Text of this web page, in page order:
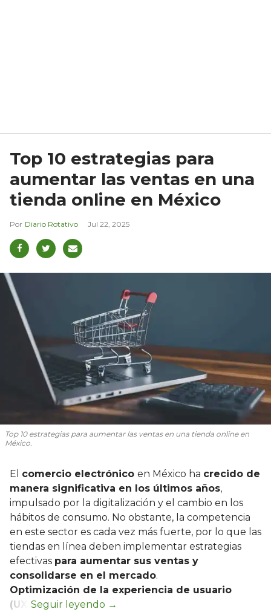
Top 10 estrategias para
aumentar las ventas en una
tienda online en México
Diario Rotativo Jul 22, 2025
Top 10 estrategias para aumentar las ventas en una tienda online en
México.
El comercio electrónico en México ha crecido de
manera significativa en los últimos años,
impulsado por la digitalización y el cambio en los
hábitos de consumo. No obstante, la competencia
en este sector es cada vez más fuerte, por lo que las
tiendas en línea deben implementar estrategias
efectivas para aumentar sus ventas y
consolidarse en el mercado.
Optimización de la experiencia de usuario
(UX)